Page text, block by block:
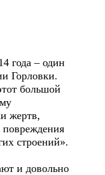
года – один
Горловки.
большой
жертв,
повреждения
строений».
и довольно